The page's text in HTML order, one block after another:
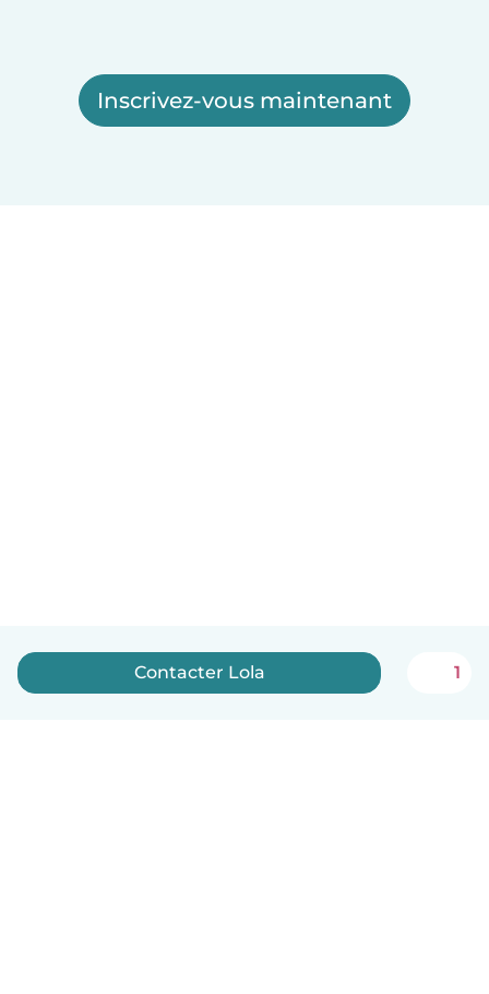
Inscrivez-vous maintenant
Contacter Lola 1